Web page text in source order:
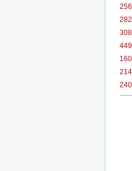
256
282
308
449